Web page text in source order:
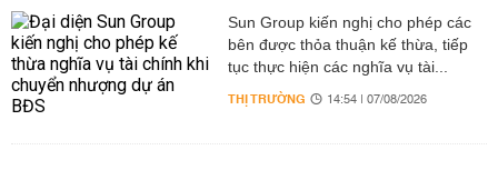
Sun Group kiến nghị cho phép các
bên được thỏa thuận kế thừa, tiếp
tục thực hiện các nghĩa vụ tài...
THỊ TRƯỜNG 14:54 | 07/08/2026